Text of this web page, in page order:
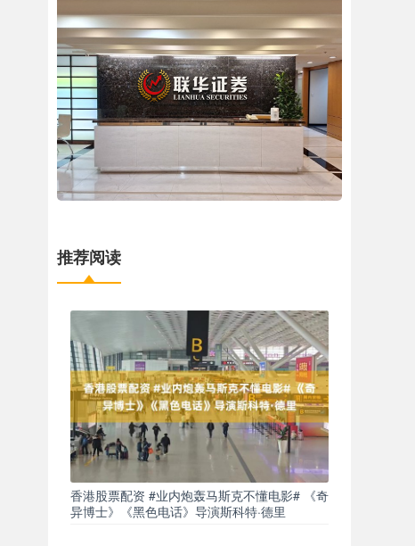
推荐阅读
香港股票配资 #业内炮轰马斯克不懂电影# 《奇
异博士》《黑色电话》导演斯科特·德里